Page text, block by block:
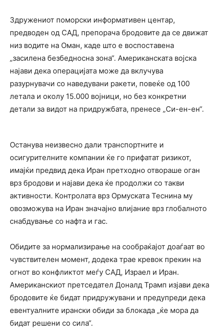
Здружениот поморски информативен центар,
предводен од САД, препорача бродовите да се движат
низ водите на Оман, каде што е воспоставена
„засилена безбедносна зона“. Американската војска
најави дека операцијата може да вклучува
разурнувачи со наведувани ракети, повеќе од 100
летала и околу 15.000 војници, но без конкретни
детали за видот на придружбата, пренесе „Си-ен-ен“.
Останува неизвесно дали транспортните и
осигурителните компании ќе го прифатат ризикот,
имајќи предвид дека Иран претходно отвораше оган
врз бродови и најави дека ќе продолжи со такви
активности. Контролата врз Ормуската Теснина му
овозможува на Иран значајно влијание врз глобалното
снабдување со нафта и гас.
Обидите за нормализирање на сообраќајот доаѓаат во
чувствителен момент, додека трае кревок прекин на
огнот во конфликтот меѓу САД, Израел и Иран.
Американскиот претседател Доналд Трамп изјави дека
бродовите ќе бидат придружувани и предупреди дека
евентуалните ирански обиди за блокада „ќе мора да
бидат решени со сила“.